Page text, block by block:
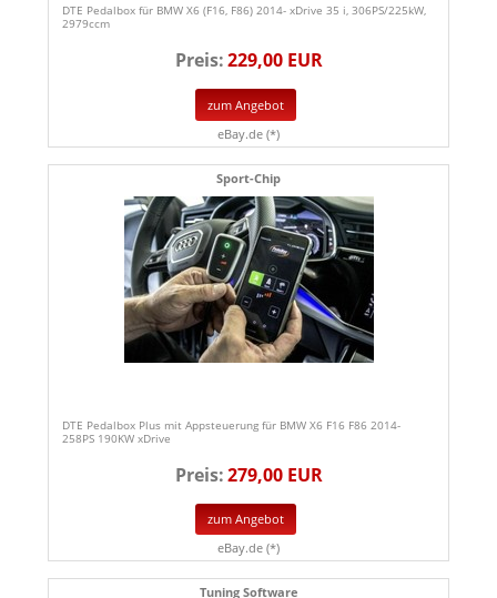
DTE Pedalbox für BMW X6 (F16, F86) 2014- xDrive 35 i, 306PS/225kW,
2979ccm
Preis:229,00 EUR
zum Angebot
eBay.de (*)
Sport-Chip
DTE Pedalbox Plus mit Appsteuerung für BMW X6 F16 F86 2014-
258PS 190KW xDrive
Preis:279,00 EUR
zum Angebot
eBay.de (*)
Tuning Software